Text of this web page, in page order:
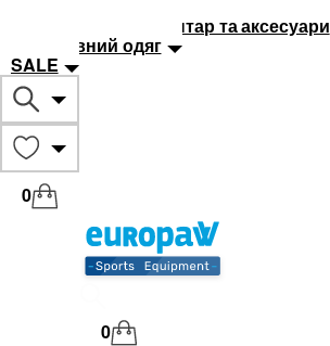
Тренувальний інвентар та аксесуари
Спортивний одяг
SALE
0
0